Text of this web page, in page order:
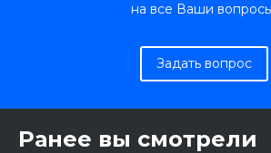
на все Ваши
Задать вопрос
Ранее вы смотрели